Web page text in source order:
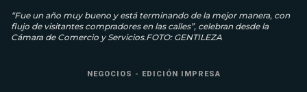
“Fue un año muy bueno y está terminando de la mejor manera, con
flujo de visitantes compradores en las calles”, celebran desde la
Cámara de Comercio y Servicios.FOTO: GENTILEZA
NEGOCIOS - EDICIÓN IMPRESA